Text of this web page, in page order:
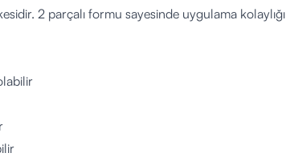
2 parçalı formu sayesinde uygulama kolaylığı